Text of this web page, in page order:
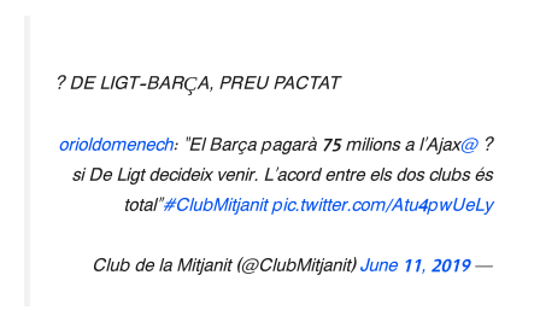
? DE LIGT-BARÇA, PREU PACTAT
?
@orioldomenech
: “El Barça pagarà 75 milions a l’Ajax
si De Ligt decideix venir. L’acord entre els dos clubs és
total”#ClubMitjanitpic.twitter.com/Atu4pwUeLy
— Club de la Mitjanit (@ClubMitjanit)
June 11, 2019